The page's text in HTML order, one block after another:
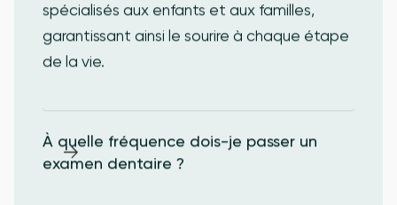
spécialisés aux enfants et aux familles,
garantissant ainsi le sourire à chaque étape
de la vie.
À quelle fréquence dois-je passer un
examen dentaire ?